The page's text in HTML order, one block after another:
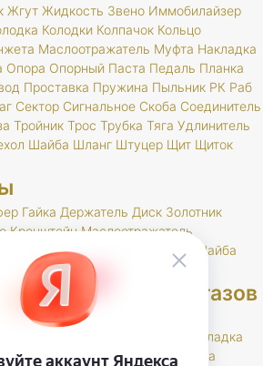
Жгут Жидкость Звено Иммобилайзер
Колодки Колпачок Кольцо
Маслоотражатель Муфта Накладка
Опора Опорный Паста Педаль Планка
Проставка Пружина Пыльник РК Раб
Сектор Сигнальное Скоба Соединитель
Тройник Трос Трубка Тяга Удлинитель
Шайба Шланг Штуцер Щит Щиток
Гайка Держатель Диск Золотник
Кронштейн Маслоотражатель
Сальник Стержень Ступица
Шайба
отработавших газов
Кольцо Комплект
Прокладка
Скоба Труба Фланец Хомут Шайба